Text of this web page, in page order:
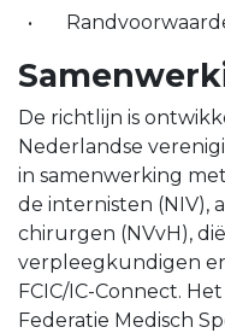
De richtlijn is
Nederlandse
in samenwerking
de internisten (NIV),
chirurgen (NVvH),
verpleegkundigen
FCIC/IC-Connect.
Federatie Medisch